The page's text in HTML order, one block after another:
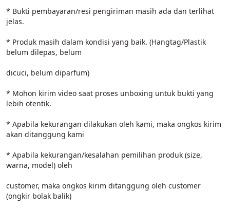
* Bukti pembayaran/resi pengiriman masih ada dan terlihat
jelas.
* Produk masih dalam kondisi yang baik. (Hangtag/Plastik
belum dilepas, belum
dicuci, belum diparfum)
* Mohon kirim video saat proses unboxing untuk bukti yang
lebih otentik.
* Apabila kekurangan dilakukan oleh kami, maka ongkos kirim
akan ditanggung kami
* Apabila kekurangan/kesalahan pemilihan produk (size,
warna, model) oleh
customer, maka ongkos kirim ditanggung oleh customer
(ongkir bolak balik)